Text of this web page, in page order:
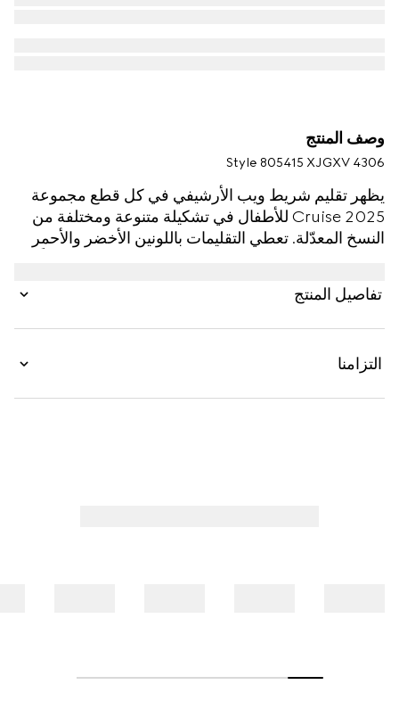
وصف المنتج
Style ‎805415 XJGXV 4306
يظهر تقليم شريط ويب الأرشيفي في كل قطع مجموعة
Cruise 2025 للأطفال في تشكيلة متنوعة ومختلفة من
النسخ المعدّلة. تعطي التقليمات باللونين الأخضر والأحمر
صُنع قميص بولو هذا للأطفال الرضّع من قطن بيكيه قابل
للتمدد ويتعزز بتفصيل شريط ويب باللونين الأخضر والأحمر
تفاصيل المنتج
التزامنا